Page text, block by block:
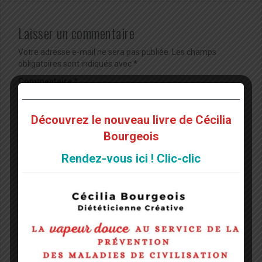
Laisser un commentaire
Votre adresse e-mail ne sera pas publiée.
Les champs
obligatoires sont indiqués avec *
Commentaire*
Découvrez le nouveau livre de Cécilia
Bourgeois
Rendez-vous ici ! Clic-clic